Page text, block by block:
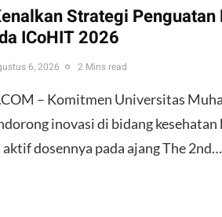
Strategi
ICoHIT 2026
6, 2026 2 Mins read
– Komitmen Universitas
inovasi di bidang
dosennya pada ajang The 2nd…